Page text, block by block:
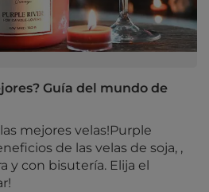
Guía del mundo de
mejores velas!Purple
de las velas de soja, ,
y con bisutería. Elija el